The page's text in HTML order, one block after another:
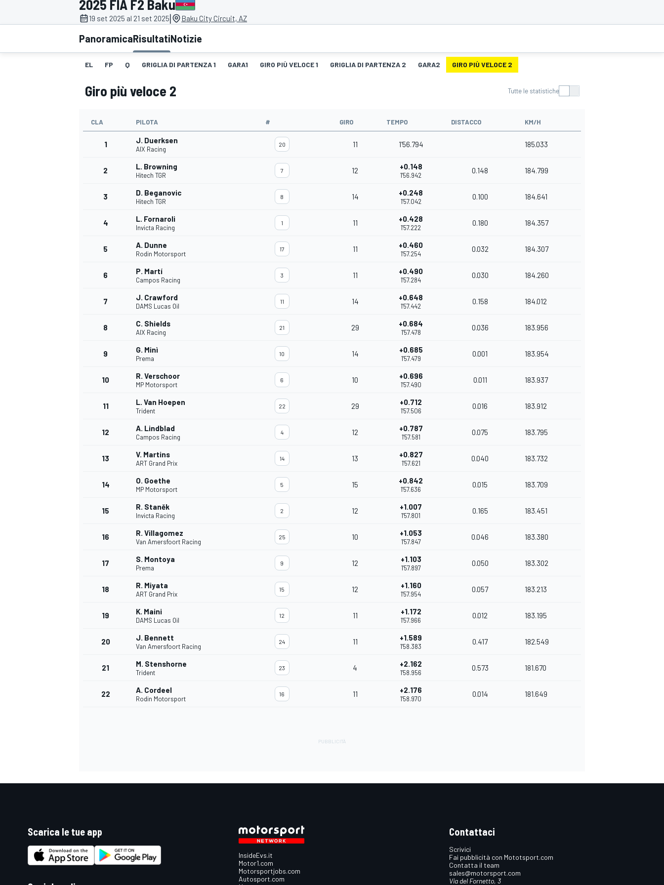
MOTOGP WEC
WRC
MONOPOSTO
2025 FIA F2 Baku
19 set 2025 al 21 set 2025| Baku City Circuit, AZ
PanoramicaRisultatiNotizie
EL FP Q GRIGLIA DI PARTENZA 1 GARA1 GIRO PIÙ VELOCE 1 GRIGLIA DI PARTENZA 2 GARA2 GIRO PIÙ VELOCE 2
Giro più veloce 2 Tutte le statistiche
CLA PILOTA # GIRO TEMPO DISTACCO KM/H
1 J. Duerksen
AIX Racing
20 11 1'56.794 185.033
2 L. Browning
Hitech TGR
7 12 +0.148
1'56.942
0.148 184.799
3 D. Beganovic
Hitech TGR
8 14 +0.248
1'57.042
0.100 184.641
4 L. Fornaroli
Invicta Racing
1 11 +0.428
1'57.222
0.180 184.357
5 A. Dunne
Rodin Motorsport
17 11 +0.460
1'57.254
0.032 184.307
6 P. Martí
Campos Racing
3 11 +0.490
1'57.284
0.030 184.260
7 J. Crawford
DAMS Lucas Oil
11 14 +0.648
1'57.442
0.158 184.012
8 C. Shields
AIX Racing
21 29 +0.684
1'57.478
0.036 183.956
9 G. Minì
Prema
10 14 +0.685
1'57.479
0.001 183.954
10 R. Verschoor
MP Motorsport
6 10 +0.696
1'57.490
0.011 183.937
11 L. Van Hoepen
Trident
22 29 +0.712
1'57.506
0.016 183.912
12 A. Lindblad
Campos Racing
4 12 +0.787
1'57.581
0.075 183.795
13 V. Martins
ART Grand Prix
14 13 +0.827
1'57.621
0.040 183.732
14 O. Goethe
MP Motorsport
5 15 +0.842
1'57.636
0.015 183.709
15 R. Staněk
Invicta Racing
2 12 +1.007
1'57.801
0.165 183.451
16 R. Villagomez
Van Amersfoort Racing
25 10 +1.053
1'57.847
0.046 183.380
17 S. Montoya
Prema
9 12 +1.103
1'57.897
0.050 183.302
18 R. Miyata
ART Grand Prix
15 12 +1.160
1'57.954
0.057 183.213
19 K. Maini
DAMS Lucas Oil
12 11 +1.172
1'57.966
0.012 183.195
20 J. Bennett
Van Amersfoort Racing
24 11 +1.589
1'58.383
0.417 182.549
21 M. Stenshorne
Trident
23 4 +2.162
1'58.956
0.573 181.670
22 A. Cordeel
Rodin Motorsport
16 11 +2.176
1'58.970
0.014 181.649
Scarica le tue app
InsideEvs.it
Motor1.com
Motorsportjobs.com
Autosport.com
Contattaci
Scrivici
Fai pubblicità con Mototsport.com
Contatta il team
sales@motorsport.com
Via del Fornetto, 3